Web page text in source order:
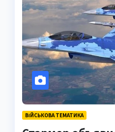
ВІЙСЬКОВА ТЕМАТИКА